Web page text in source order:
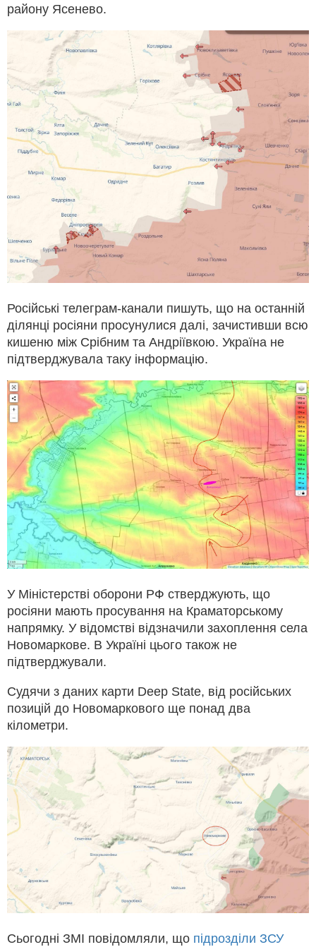
району Ясенево.
Російські телеграм-канали пишуть, що на останній
ділянці росіяни просунулися далі, зачистивши всю
кишеню між Срібним та Андріївкою. Україна не
підтверджувала таку інформацію.
У Міністерстві оборони РФ стверджують, що
росіяни мають просування на Краматорському
напрямку. У відомстві відзначили захоплення села
Новомаркове. В Україні цього також не
підтверджували.
Судячи з даних карти Deep State, від російських
позицій до Новомаркового ще понад два
кілометри.
Сьогодні ЗМІ повідомляли, що підрозділи ЗСУ